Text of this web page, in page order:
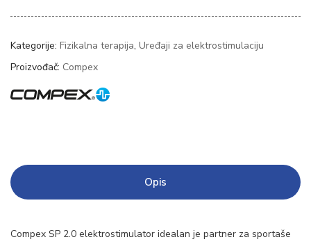
Kategorije: Fizikalna terapija, Uređaji za elektrostimulaciju
Proizvođač: Compex
Opis
Compex SP 2.0 elektrostimulator idealan je partner za sportaše